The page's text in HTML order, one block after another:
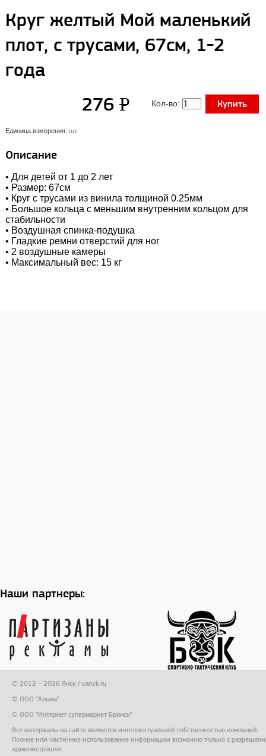
Круг желтый Мой маленький
плот, с трусами, 67см, 1-2
года
276 PУБ.Кол-во: Купить
Единица измерения: шт
Описание
• Для детей от 1 до 2 лет
• Размер: 67см
• Круг с трусами из винила толщиной 0.25мм
• Большое кольца с меньшим внутренним кольцом для
стабильности
• Воздушная спинка-подушка
• Гладкие ремни отверстий для ног
• 2 воздушные камеры
• Максимальный вес: 15 кг
Наши партнеры:
© 2012 – 2026 Янск / yansk.ru
© ООО "Альма"
© ООО "Интернет супермаркет Брянск"
Все материалы на сайте являются интеллектуальной собственностью компаний.
Полное или частичное использование информации возможно только с
администрации.